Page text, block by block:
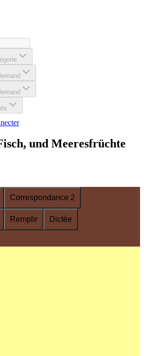
und Meeresfrüchte
Correspondance 2
Remplir Dictée